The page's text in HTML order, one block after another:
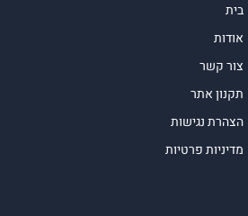
בית
אודות
צור קשר
תקנון אתר
הצהרת נגישות
מדיניות פרטיות